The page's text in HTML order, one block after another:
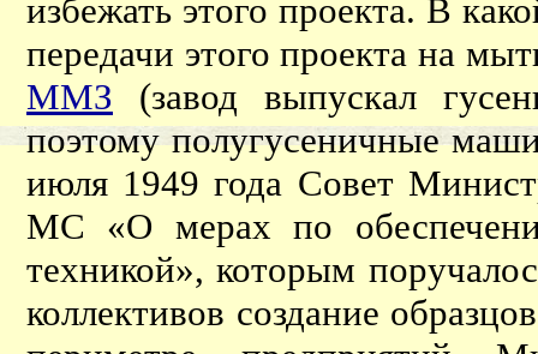
избежать этого проекта. В
передачи этого проекта на
ММЗ (завод выпускал
поэтому полугусеничные
июля 1949 года Совет
МС «О мерах по
техникой», которым
коллективов создание